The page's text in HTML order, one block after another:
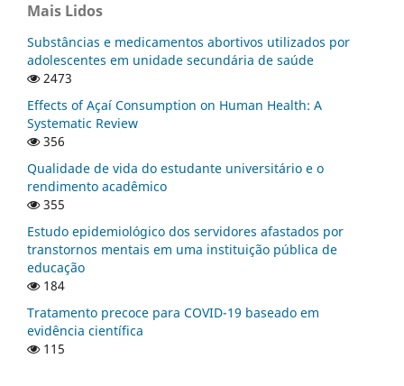
Mais Lidos
Substâncias e medicamentos abortivos utilizados por
adolescentes em unidade secundária de saúde
2473
Effects of Açaí Consumption on Human Health: A
Systematic Review
356
Qualidade de vida do estudante universitário e o
rendimento acadêmico
355
Estudo epidemiológico dos servidores afastados por
transtornos mentais em uma instituição pública de
educação
184
Tratamento precoce para COVID-19 baseado em
evidência científica
115